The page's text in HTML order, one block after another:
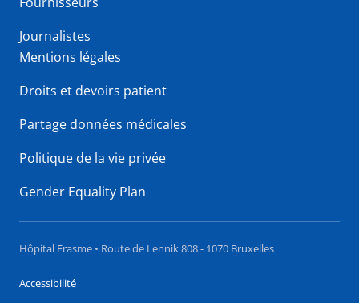
Journalistes
Mentions légales
Droits et devoirs patient
Partage données médicales
Politique de la vie privée
Gender Equality Plan
Hôpital Erasme • Route de Lennik 808 - 1070 Bruxelles
Accessibilité